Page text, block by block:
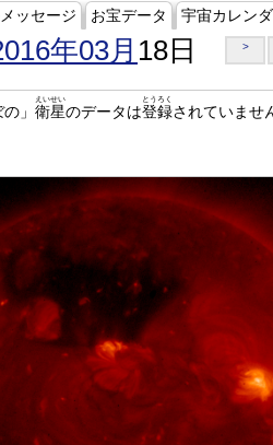
ッセージ お宝データ 宇宙カレン
年03月 18日 >
」 衛星
えいせい
のデータは登録
とうろく
されていませ